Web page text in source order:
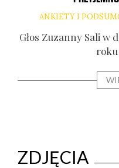
ANKIETY I
Głos Zuzan­ny Sali w
roku
ZDJĘCIA